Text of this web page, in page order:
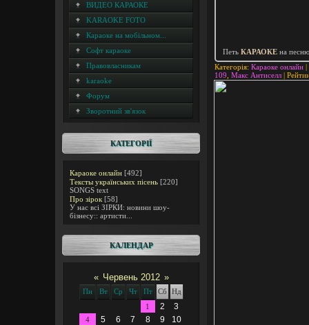
ВИДЕО КАРАОКЕ
KARAOKE FOTO
Караоке на мобільном...
Софт караоке
Правовласникам
karaoke
Форум
Зворотний зв'язок
КАТЕГОРІЇ
Караоке онлайн [492]
Тексты українських пісень [220]
SONGS text
Про зірок [58]
У нас всі ЗІРКИ: новини шоу-
бізнесу:: артисти...
КАЛЕНДАР
« Червень 2012 »
Пн Вт Ср Чт Пт Сб
Нд
1
2 3
4 5 6 7 8 9 10
Петь КАРАОКЕ на
Категорія: Караоке онлайн |
109 Макс Антиселл |